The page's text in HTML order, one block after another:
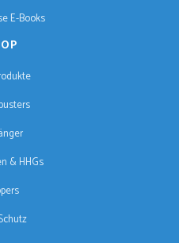
E-Books
& HHGs